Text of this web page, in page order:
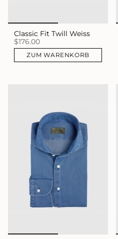
Classic Fit Twill Weiss
$176.00
ZUM WARENKORB